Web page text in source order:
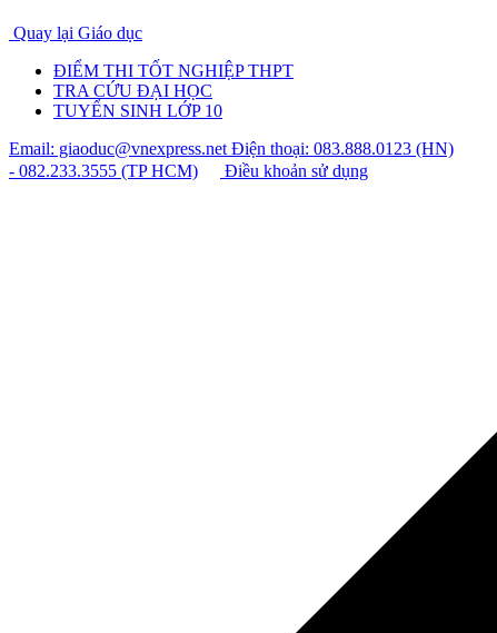
Quay lại Giáo dục
ĐIỂM THI TỐT NGHIỆP THPT
TRA CỨU ĐẠI HỌC
TUYỂN SINH LỚP 10
Email: giaoduc@vnexpress.netĐiện thoại: 083.888.0123 (HN)
- 082.233.3555 (TP HCM)
Điều khoản sử dụng